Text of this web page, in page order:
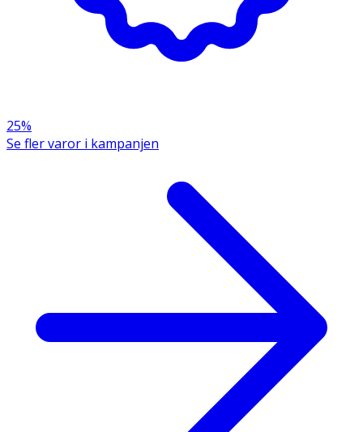
25%
Se fler varor i kampanjen